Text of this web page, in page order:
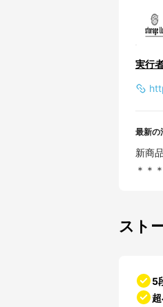
実行
最新の
新商品
＊＊
スト
5